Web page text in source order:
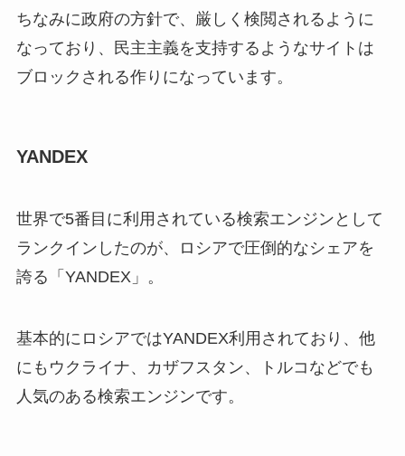
ちなみに政府の方針で、厳しく検閲されるように
なっており、民主主義を支持するようなサイトは
ブロックされる作りになっています。
YANDEX
世界で5番目に利用されている検索エンジンとして
ランクインしたのが、ロシアで圧倒的なシェアを
誇る「YANDEX」。
基本的にロシアではYANDEX利用されており、他
にもウクライナ、カザフスタン、トルコなどでも
人気のある検索エンジンです。